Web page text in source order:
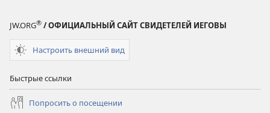
JW.ORG® / ОФИЦИАЛЬНЫЙ САЙТ СВИДЕТЕЛЕЙ ИЕГОВЫ
Настроить внешний вид
Быстрые ссылки
Попросить о посещении